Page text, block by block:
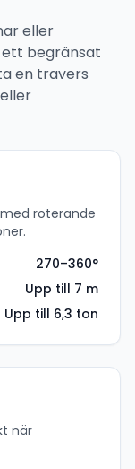
eller
begränsat
en travers
roterande
270–360°
Upp till 7 m
Upp till 6,3 ton
när